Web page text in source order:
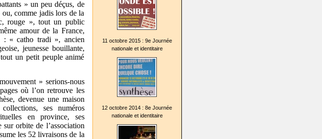
11 octobre 2015 : 9e Journée
nationale et identitaire
12 octobre 2014 : 8e Journée
nationale et identitaire
» un peu déçus, de
ou, comme jadis lors de la
rouge », tout un public
amour de la France,
: « catho tradi », ancien
jeunesse bouillante,
un petit peuple animé
» serions-nous
où l’on retrouve les
devenue une maison
ses numéros
en province, ses
sur orbite de l’association
les 52 livraisons de la